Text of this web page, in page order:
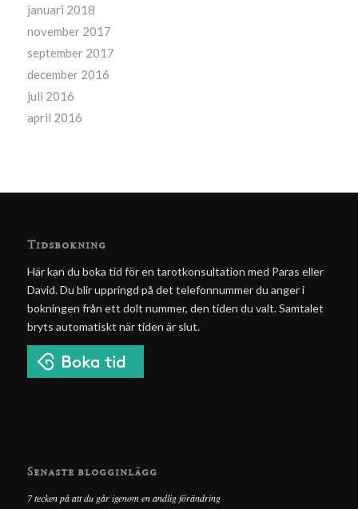
januari 2018
november 2017
september 2017
december 2016
juli 2016
april 2016
Tidsbokning
Här kan du boka tid för en tarotkonsultation med Paras eller
David. Du blir uppringd på det telefonnummer du anger i
bokningen från ett dolt nummer, den tiden du valt. Samtalet
bryts automatiskt när tiden är slut.
Senaste blogginlägg
7 tecken på att du går igenom en andlig förändring